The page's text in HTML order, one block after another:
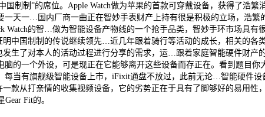
国制制”的席位。Apple Watch做为苹果的首款可穿戴设备，获得了浩
一天一…国内厂商一曲正在智妙手表财产上持有很是积极的立场，浩
Watch的智…做为智能设备产物线的一个抢手品类，智妙手环市场具
中国制制的传说继续领先…近几年跟着骑行等活动的成长，相关的
生了对本人的活动过程进行分享的需求，运…跟着家庭智能硬件财
脑的一个外设，可是现正在它能够离开这些设备而存正在。看到题目
每当有旗舰级智能设备上市，iFixit通盘不放过，此前无论…智能硬件
款从打亲情的收集视频设备，它的劣势正在于具有了脚够好的易用
Fit的。